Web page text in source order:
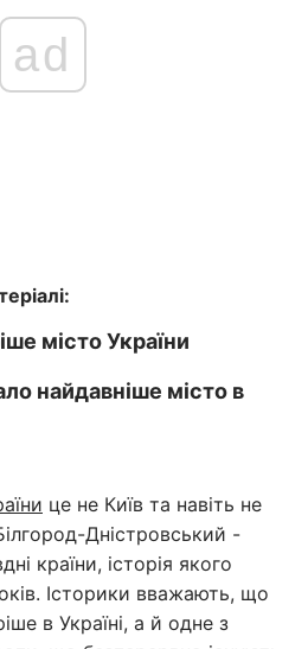
ad
місто України
найдавніше місто в
це не Київ та навіть не
Дністровський -
країни, історія якого
Історики вважають, що
в Україні, а й одне з